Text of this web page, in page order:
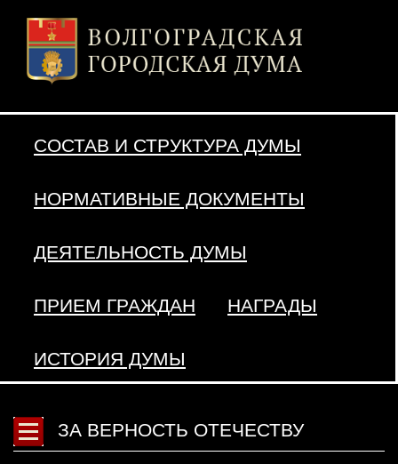
СОСТАВ И СТРУКТУРА ДУМЫ
НОРМАТИВНЫЕ ДОКУМЕНТЫ
ДЕЯТЕЛЬНОСТЬ ДУМЫ
ПРИЕМ ГРАЖДАН НАГРАДЫ
ИСТОРИЯ ДУМЫ
ЗА ВЕРНОСТЬ ОТЕЧЕСТВУ